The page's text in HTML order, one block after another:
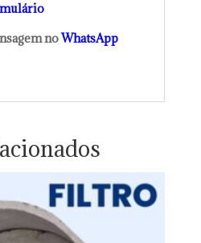
noWhatsApp